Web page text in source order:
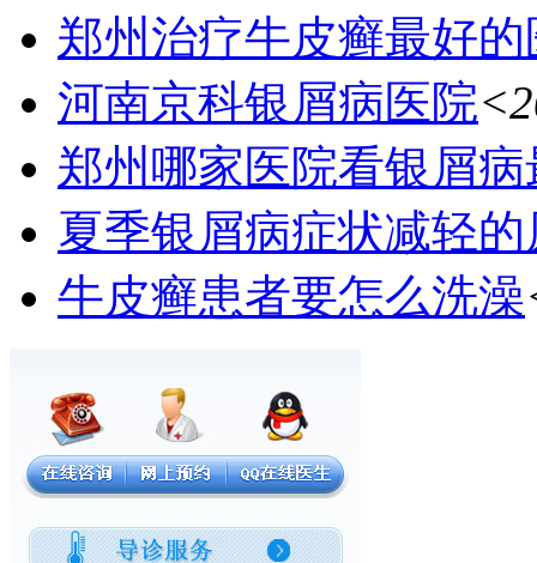
郑州治疗牛皮癣最好的
河南京科银屑病医院
郑州哪家医院看银屑病
夏季银屑病症状减轻的
牛皮癣患者要怎么洗澡